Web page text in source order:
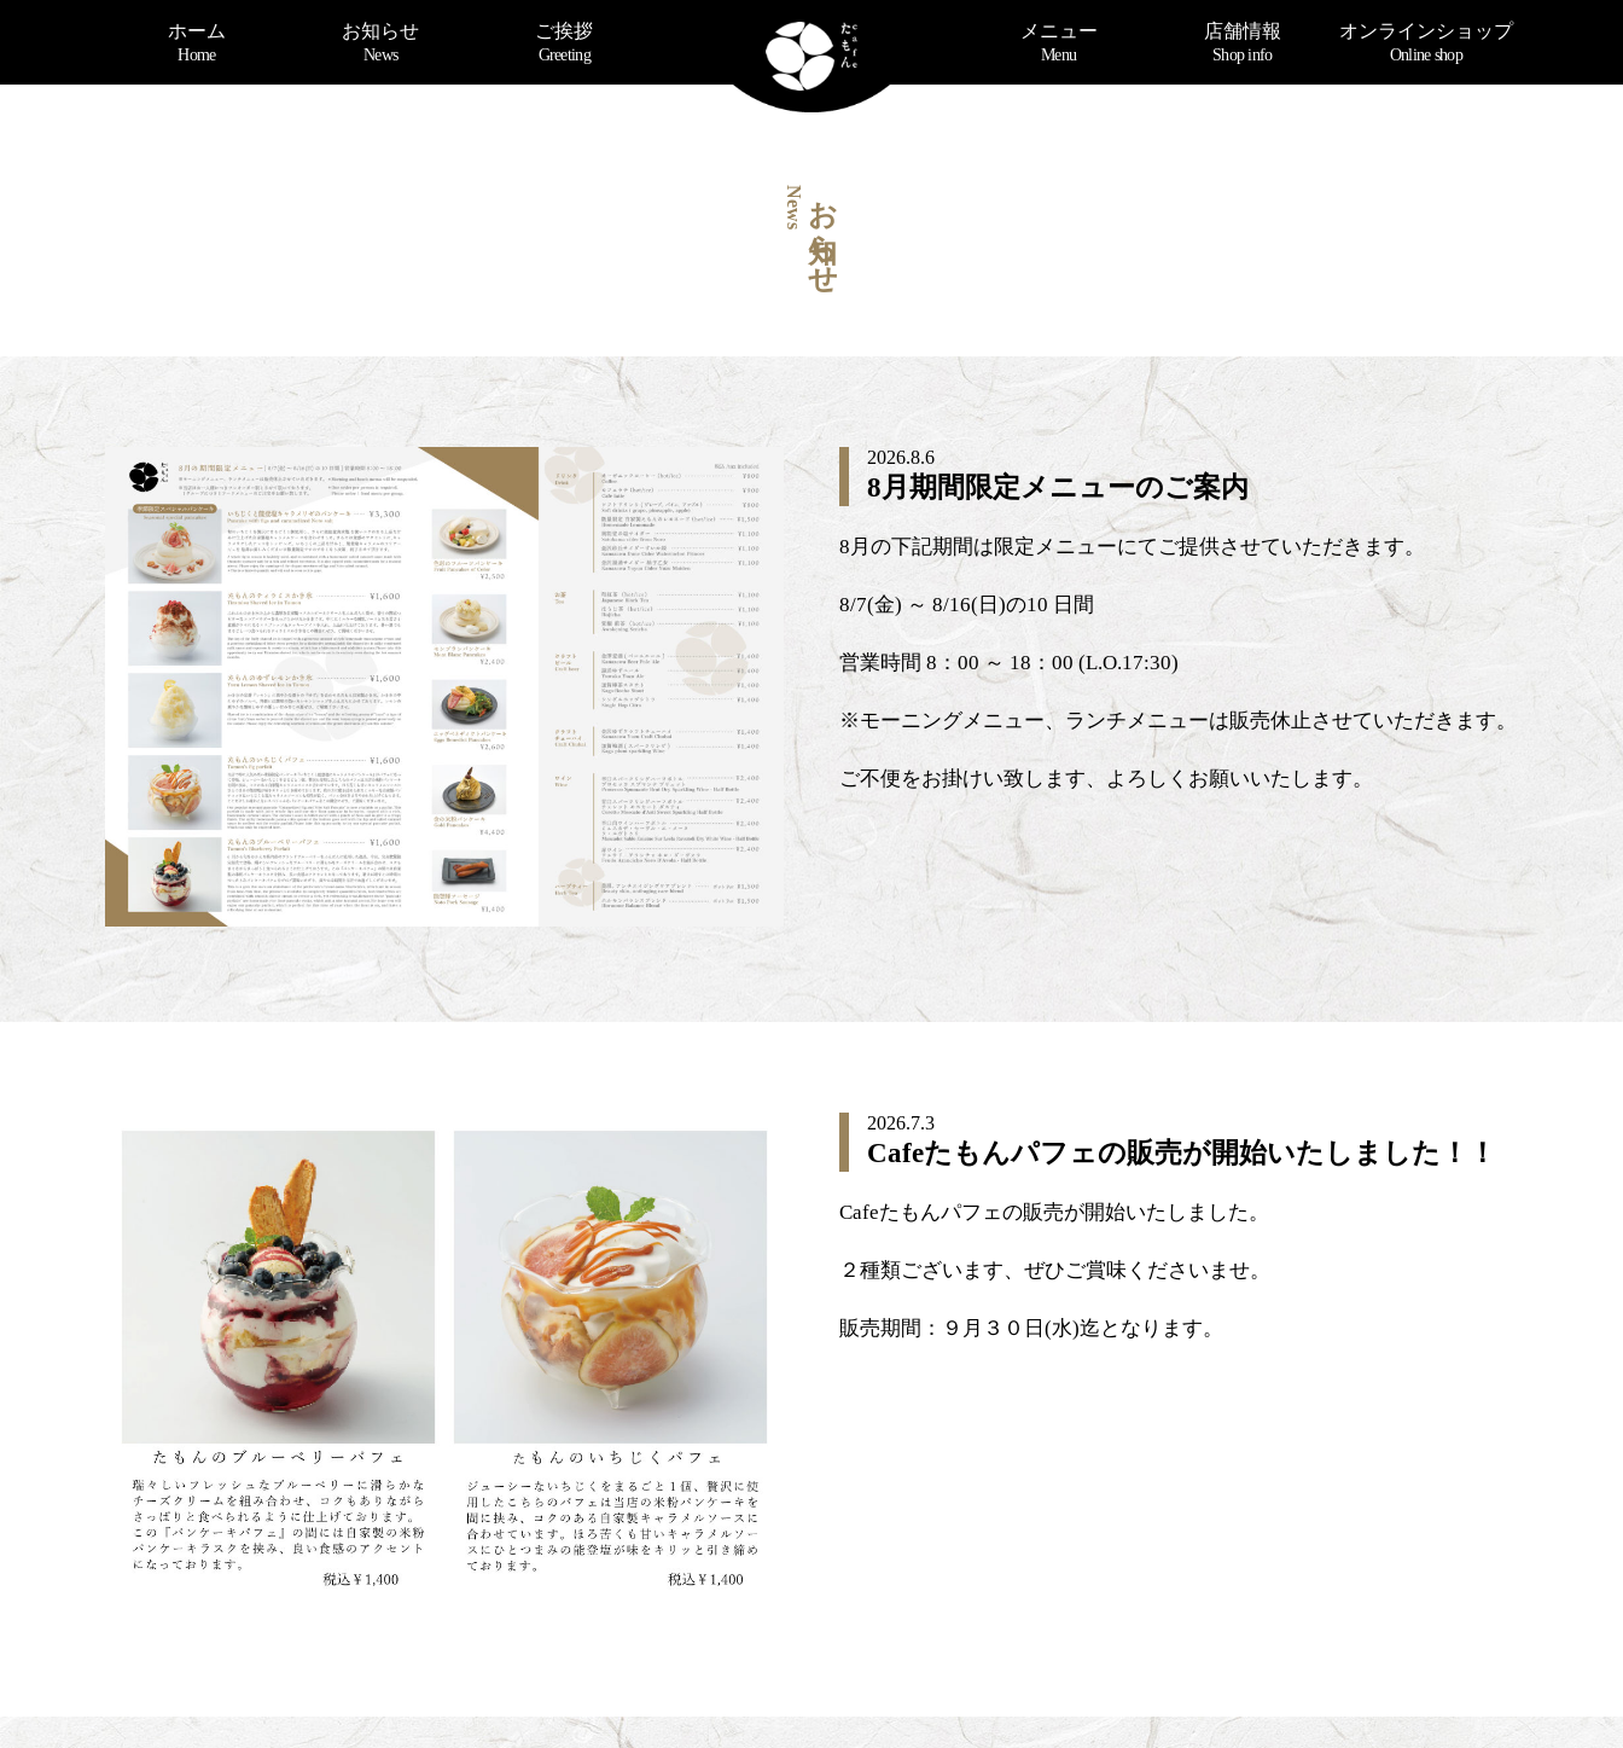
ホーム
Home
お知らせ
News
ご挨拶
Greeting
メニュー
Menu
店舗情報
Shop info
オンラインショップ
Online shop
お知らせ
News
2026.8.6
8月期間限定メニューのご案内
8月の下記期間は限定メニューにてご提供させていただきます。
8/7(金) ～ 8/16(日)の10 日間
営業時間 8：00 ～ 18：00 (L.O.17:30)
※モーニングメニュー、ランチメニューは販売休止させていただきます。
ご不便をお掛けい致します、よろしくお願いいたします。
2026.7.3
Cafeたもんパフェの販売が開始いたしました！！
Cafeたもんパフェの販売が開始いたしました。
２種類ございます、ぜひご賞味くださいませ。
販売期間：９月３０日(水)迄となります。